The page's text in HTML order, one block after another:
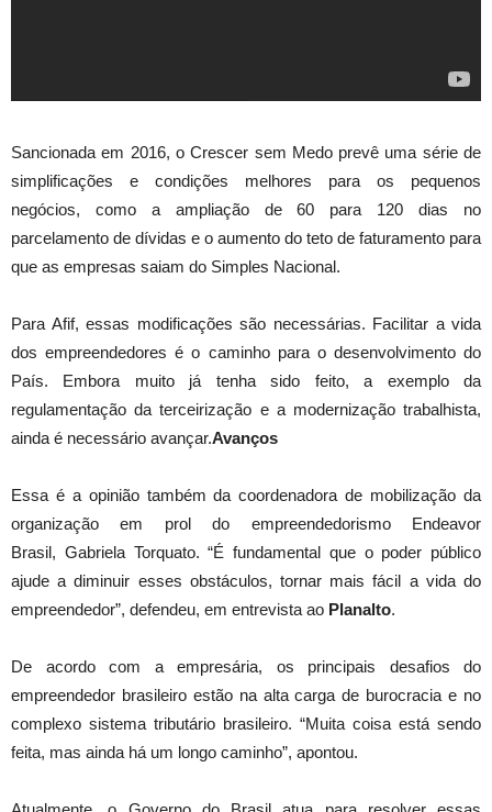
Sancionada em 2016, o Crescer sem Medo prevê uma série de
simplificações e condições melhores para os pequenos
negócios, como a ampliação de 60 para 120 dias no
parcelamento de dívidas e o aumento do teto de faturamento para
que as empresas saiam do Simples Nacional.
Para Afif, essas modificações são necessárias. Facilitar a vida
dos empreendedores é o caminho para o desenvolvimento do
País. Embora muito já tenha sido feito, a exemplo da
regulamentação da terceirização e a modernização trabalhista,
ainda é necessário avançar.Avanços
Essa é a opinião também da coordenadora de mobilização da
organização em prol do empreendedorismo Endeavor
Brasil, Gabriela Torquato. “É fundamental que o poder público
ajude a diminuir esses obstáculos, tornar mais fácil a vida do
empreendedor”, defendeu, em entrevista ao Planalto.
De acordo com a empresária, os principais desafios do
empreendedor brasileiro estão na alta carga de burocracia e no
complexo sistema tributário brasileiro. “Muita coisa está sendo
feita, mas ainda há um longo caminho”, apontou.